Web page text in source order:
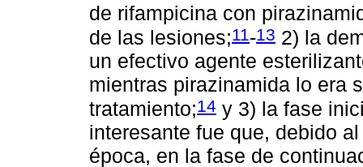
de rifampicina con
de las lesiones;11-13 2) la
un efectivo agente
mientras pirazinamida lo era
tratamiento;14 y 3) la fase
interesante fue que, debido
época, en la fase de